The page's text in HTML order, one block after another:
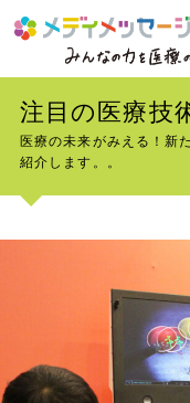
注目の医療技
医療の未来がみえる！新
紹介します。。